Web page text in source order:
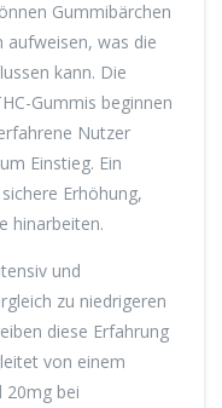
Gummibärchen
aufweisen, was die
kann. Die
Gummis beginnen
Nutzer
Einstieg. Ein
Erhöhung,
hinarbeiten.
und
zu niedrigeren
diese Erfahrung
von einem
20mg bei